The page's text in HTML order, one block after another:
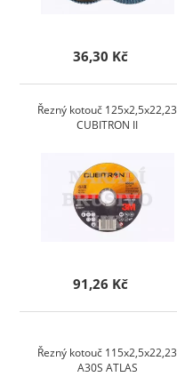
36,30 Kč
Řezný kotouč 125x2,5x22,23
CUBITRON II
91,26 Kč
Řezný kotouč 115x2,5x22,23
A30S ATLAS